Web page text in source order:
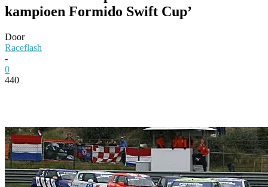
kampioen Formido Swift Cup’
Door
Raceflash
-
0
440